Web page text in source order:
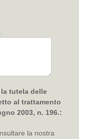
tutela delle
al trattamento
2003, n. 196.:
la nostra